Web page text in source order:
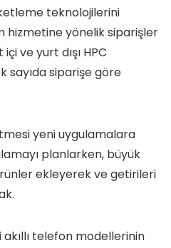
teknolojilerini
yönelik siparişler
ve yurt dışı HPC
sayıda siparişe göre
yeni uygulamalara
planlarken, büyük
ekleyerek ve getirileri
telefon modellerinin